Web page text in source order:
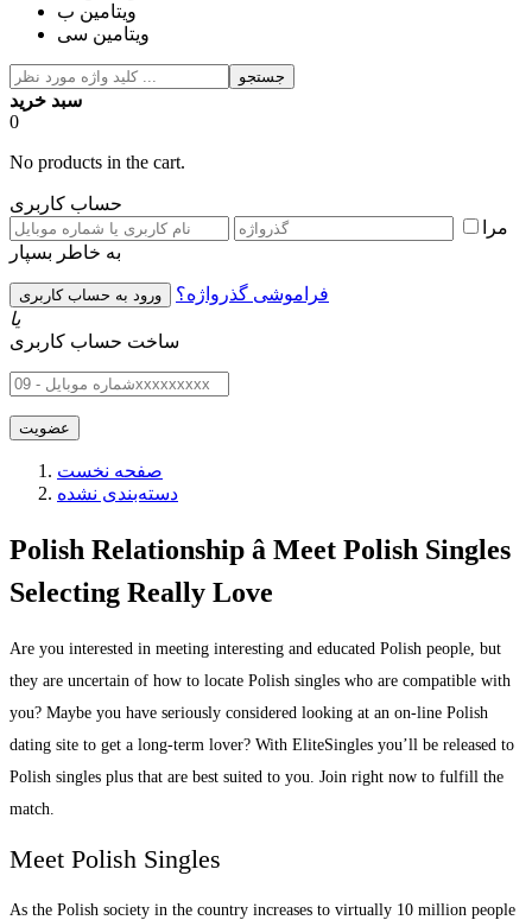
ویتامین ب
ویتامین سی
جستجو
سبد خرید
0
No products in the cart.
حساب کاربری
مرا
به خاطر بسپار
فراموشی گذرواژه؟
یا
ساخت حساب کاربری
صفحه نخست
دسته‌بندی نشده
Polish Relationship â Meet Polish Singles
Selecting Really Love
Are you interested in meeting interesting and educated Polish people, but
they are uncertain of how to locate Polish singles who are compatible with
you? Maybe you have seriously considered looking at an on-line Polish
dating site to get a long-term lover? With EliteSingles you’ll be released to
Polish singles plus that are best suited to you. Join right now to fulfill the
match.
Meet Polish Singles
As the Polish society in the country increases to virtually 10 million people